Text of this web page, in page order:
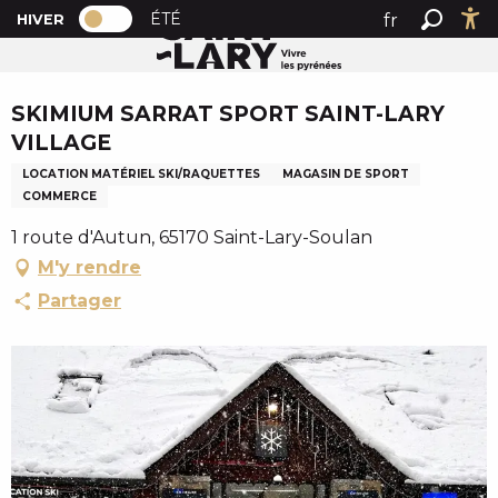
A
l
r
a
u
c
o
n
e
n
PAGE D’ACCUEIL ACTUELLE HIVER : PASSER EN MODE
HIVER PAGE D’ACCUEIL ACTUELLE HIVER :
ÉTÉ
fr
Accueil SKIMIUM SARRAT SPORT SAINT-LARY VILLAGE
SKIMIUM SARRAT SPORT SAINT-LARY
VILLAGE
LOCATION MATÉRIEL SKI/RAQUETTES
MAGASIN DE SPORT
COMMERCE
1 route d'Autun, 65170 Saint-Lary-Soulan
M'y rendre
Partager